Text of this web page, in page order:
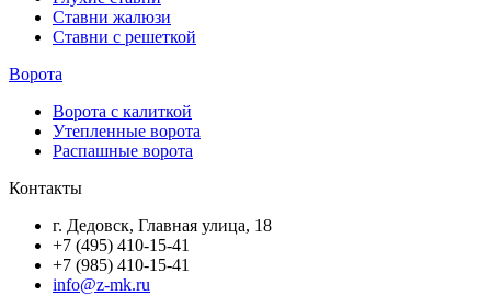
Ставни жалюзи
Ставни с решеткой
Ворота
Ворота с калиткой
Утепленные ворота
Распашные ворота
Контакты
г. Дедовск, Главная улица, 18
+7 (495) 410-15-41
+7 (985) 410-15-41
info@z-mk.ru